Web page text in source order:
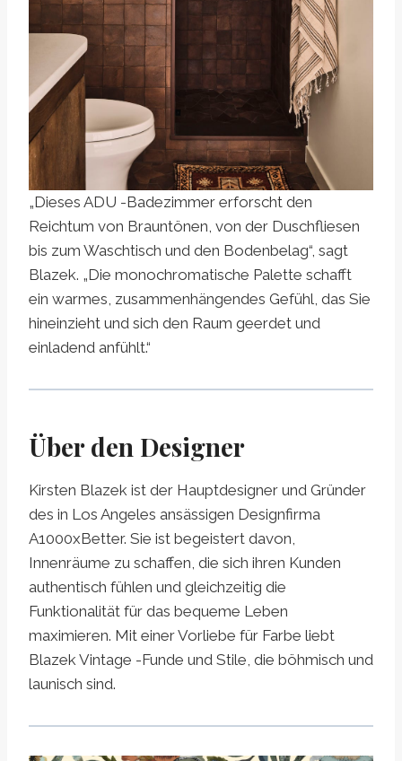
„Dieses ADU -Badezimmer erforscht den
Reichtum von Brauntönen, von der Duschfliesen
bis zum Waschtisch und den Bodenbelag“, sagt
Blazek. „Die monochromatische Palette schafft
ein warmes, zusammenhängendes Gefühl, das Sie
hineinzieht und sich den Raum geerdet und
einladend anfühlt.“
Über den Designer
Kirsten Blazek ist der Hauptdesigner und Gründer
des in Los Angeles ansässigen Designfirma
A1000xBetter. Sie ist begeistert davon,
Innenräume zu schaffen, die sich ihren Kunden
authentisch fühlen und gleichzeitig die
Funktionalität für das bequeme Leben
maximieren. Mit einer Vorliebe für Farbe liebt
Blazek Vintage -Funde und Stile, die böhmisch und
launisch sind.